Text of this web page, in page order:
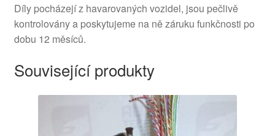
Díly pocházejí z havarovaných vozidel, jsou pečlivě
kontrolovány a poskytujeme na ně záruku funkčnosti po
dobu 12 měsíců.
Související produkty